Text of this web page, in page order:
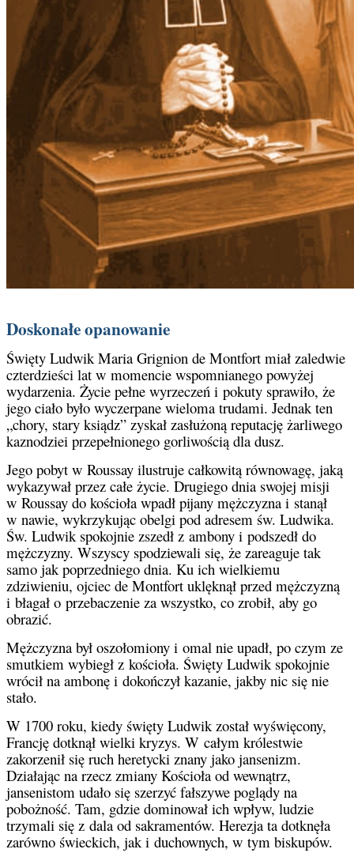
Doskonałe opanowanie
Święty Ludwik Maria Grignion de Montfort miał zaledwie
czterdzieści lat w momencie wspomnianego powyżej
wydarzenia. Życie pełne wyrzeczeń i pokuty sprawiło, że
jego ciało było wyczerpane wieloma trudami. Jednak ten
„chory, stary ksiądz” zyskał zasłużoną reputację żarliwego
kaznodziei przepełnionego gorliwością dla dusz.
Jego pobyt w Roussay ilustruje całkowitą równowagę, jaką
wykazywał przez całe życie. Drugiego dnia swojej misji
w Roussay do kościoła wpadł pijany mężczyzna i stanął
w nawie, wykrzykując obelgi pod adresem św. Ludwika.
Św. Ludwik spokojnie zszedł z ambony i podszedł do
mężczyzny. Wszyscy spodziewali się, że zareaguje tak
samo jak poprzedniego dnia. Ku ich wielkiemu
zdziwieniu, ojciec de Montfort uklęknął przed mężczyzną
i błagał o przebaczenie za wszystko, co zrobił, aby go
obrazić.
Mężczyzna był oszołomiony i omal nie upadł, po czym ze
smutkiem wybiegł z kościoła. Święty Ludwik spokojnie
wrócił na ambonę i dokończył kazanie, jakby nic się nie
stało.
W 1700 roku, kiedy święty Ludwik został wyświęcony,
Francję dotknął wielki kryzys. W całym królestwie
zakorzenił się ruch heretycki znany jako jansenizm.
Działając na rzecz zmiany Kościoła od wewnątrz,
jansenistom udało się szerzyć fałszywe poglądy na
pobożność. Tam, gdzie dominował ich wpływ, ludzie
trzymali się z dala od sakramentów. Herezja ta dotknęła
zarówno świeckich, jak i duchownych, w tym biskupów.